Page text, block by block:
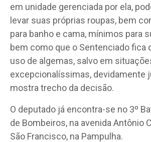
em unidade gerenciada por ela,
levar suas próprias roupas, bem
para banho e cama, mínimos para
bem como que o Sentenciado fica
uso de algemas, salvo em
excepcionalíssimas, devidamente
mostra trecho da decisão.
O deputado já encontra-se no 3º
de Bombeiros, na avenida Antônio
São Francisco, na Pampulha.